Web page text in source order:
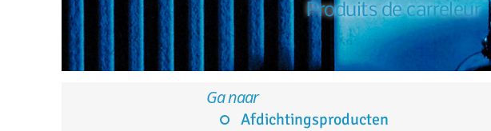
Produits de carreleur
Ga naar
Afdichtingsproducten